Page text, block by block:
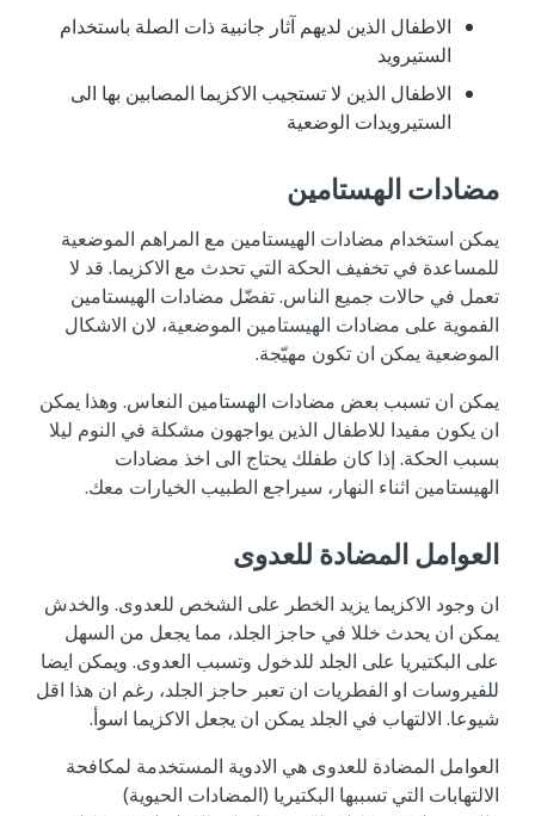
الاطفال الذين لديهم آثار جانبية ذات الصلة باستخدام
الستيرويد
الاطفال الذين لا تستجيب الاكزيما المصابين بها الى
الستيرويدات الوضعية
مضادات الهستامين
يمكن استخدام مضادات الهيستامين مع المراهم الموضعية
للمساعدة في تخفيف الحكة التي تحدث مع الاكزيما. قد لا
تعمل في حالات جميع الناس. تفضّل مضادات الهيستامين
الفموية على مضادات الهيستامين الموضعية، لان الاشكال
الموضعية يمكن ان تكون مهيّجة.
يمكن ان تسبب بعض مضادات الهستامين النعاس. وهذا يمكن
ان يكون مفيدا للاطفال الذين يواجهون مشكلة في النوم ليلا
بسبب الحكة. إذا كان طفلك يحتاج الى اخذ مضادات
الهيستامين اثناء النهار، سيراجع الطبيب الخيارات معك.
العوامل المضادة للعدوى
ان وجود الاكزيما يزيد الخطر على الشخص للعدوى. والخدش
يمكن ان يحدث خللا في حاجز الجلد، مما يجعل من السهل
على البكتيريا على الجلد للدخول وتسبب العدوى. ويمكن ايضا
للفيروسات او الفطريات ان تعبر حاجز الجلد، رغم ان هذا اقل
شيوعا. الالتهاب في الجلد يمكن ان يجعل الاكزيما اسوأ.
العوامل المضادة للعدوى هي الادوية المستخدمة لمكافحة
الالتهابات التي تسببها البكتيريا (المضادات الحيوية)